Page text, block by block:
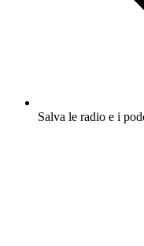
Salva le radio e i